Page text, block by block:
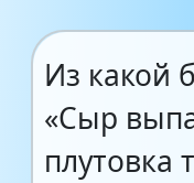
Из какой
«Сыр
плутовка